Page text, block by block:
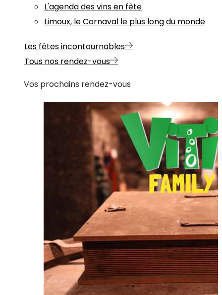
L'agenda des vins en fête
Limoux, le Carnaval le plus long du monde
Les fêtes incontournables
Tous nos rendez-vous
Vos prochains rendez-vous